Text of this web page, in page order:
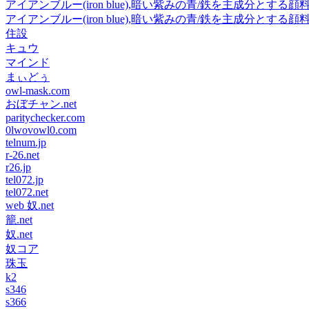
アイアンブルー(iron blue),暗い紫みの青/鉄を主成分とする顔
アイアンブルー(iron blue),暗い紫みの青/鉄を主成分とする顔
住設
キュウ
マインド
まぃどぅ
owl-mask.com
おぼチャン.net
paritychecker.com
0lwovowl0.com
telnum.jp
r-26.net
r26.jp
tel072.jp
tel072.net
web 奴.net
籠.net
奴.net
奴コア
珠玉
k2
s346
s366